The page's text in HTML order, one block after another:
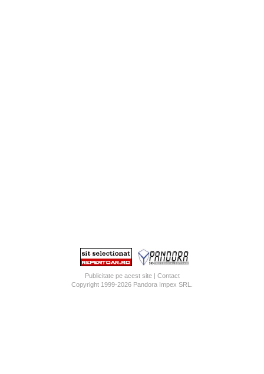
Publicitate pe acest site| Contact
Copyright 1999-2026 Pandora Impex SRL